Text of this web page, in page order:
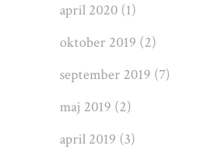
april 2020 (1)
oktober 2019 (2)
september 2019 (7)
maj 2019 (2)
april 2019 (3)